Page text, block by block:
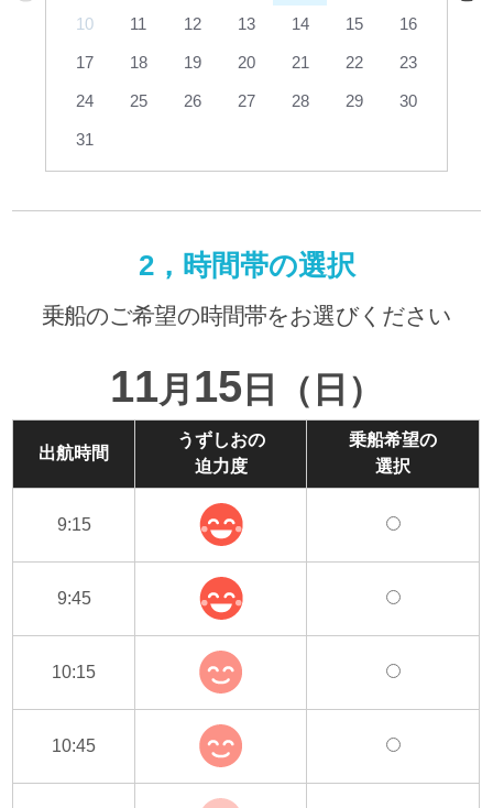
10 11 12 13 14 15 16
17 18 19 20 21 22 23
24 25 26 27 28 29 30
31
2，時間帯の選択
乗船のご希望の時間帯をお選びください
11月 15 日（日）
出航時間
うずしおの
迫力度
乗船希望の
選択
9:15
9:45
10:15
10:45